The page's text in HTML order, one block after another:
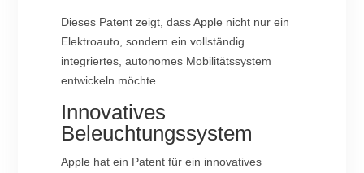
Dieses Patent zeigt, dass Apple nicht nur ein
Elektroauto, sondern ein vollständig
integriertes, autonomes Mobilitätssystem
entwickeln möchte.
Innovatives
Beleuchtungssystem
Apple hat ein Patent für ein innovatives